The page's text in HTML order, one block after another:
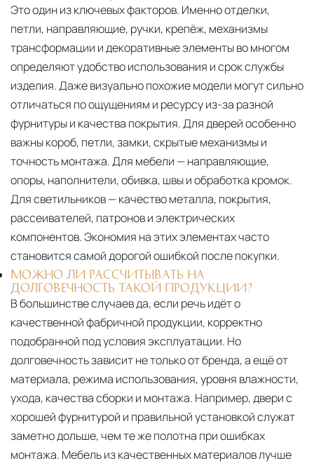
Это один из ключевых факторов. Именно отделки,
петли, направляющие, ручки, крепёж, механизмы
трансформации и декоративные элементы во многом
определяют удобство использования и срок службы
изделия. Даже визуально похожие модели могут сильно
отличаться по ощущениям и ресурсу из-за разной
фурнитуры и качества покрытия. Для дверей особенно
важны короб, петли, замки, скрытые механизмы и
точность монтажа. Для мебели — направляющие,
опоры, наполнители, обивка, швы и обработка кромок.
Для светильников — качество металла, покрытия,
рассеивателей, патронов и электрических
компонентов. Экономия на этих элементах часто
становится самой дорогой ошибкой после покупки.
МОЖНО ЛИ РАССЧИТЫВАТЬ НА
ДОЛГОВЕЧНОСТЬ ТАКОЙ ПРОДУКЦИИ?
В большинстве случаев да, если речь идёт о
качественной фабричной продукции, корректно
подобранной под условия эксплуатации. Но
долговечность зависит не только от бренда, а ещё от
материала, режима использования, уровня влажности,
ухода, качества сборки и монтажа. Например, двери с
хорошей фурнитурой и правильной установкой служат
заметно дольше, чем те же полотна при ошибках
монтажа. Мебель из качественных материалов лучше